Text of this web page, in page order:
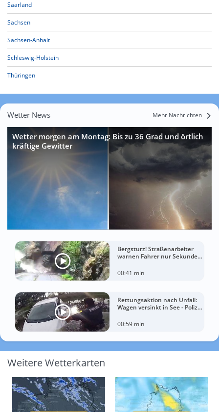
Saarland
Sachsen
Sachsen-Anhalt
Schleswig-Holstein
Thüringen
Wetter News Mehr Nachrichten
Wetter morgen am Montag: Bis zu 36 Grad und örtlich
kräftige Gewitter
Bergsturz! Straßenarbeiter
warnen Fahrer nur Sekunden
00:41 min
Rettungsaktion nach Unfall:
Wagen versinkt in See - Polizei
00:59 min
Weitere Wetterkarten